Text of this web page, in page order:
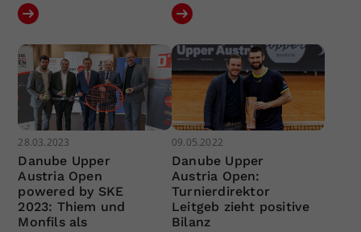
28.03.2023
Danube Upper
Austria Open
powered by SKE
2023: Thiem und
Monfils als
09.05.2022
Danube Upper
Austria Open:
Turnierdirektor
Leitgeb zieht positive
Bilanz